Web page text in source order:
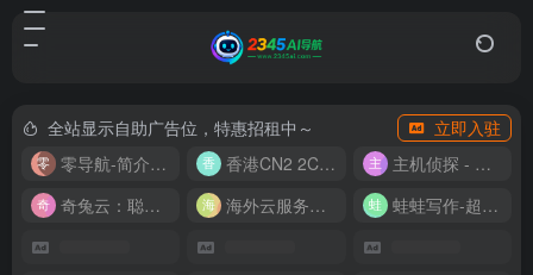
全站显示自助广告位，特惠招租中～
立即入驻
零导航-简介实用的网址导航
香港CN2 2C2G20M 9.9/月
主机侦探 - 少花钱，用好云
奇兔云：聪明人的“省”钱计划！
海外云服务器全网最低价 蛙蛙写作-超级AI智能写作助手